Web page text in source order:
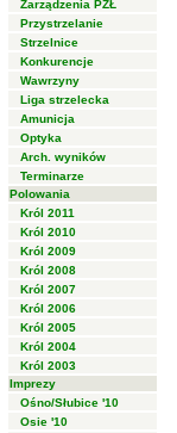
Zarządzenia PZŁ
Przystrzelanie
Strzelnice
Konkurencje
Wawrzyny
Liga strzelecka
Amunicja
Optyka
Arch. wyników
Terminarze
Polowania
Król 2011
Król 2010
Król 2009
Król 2008
Król 2007
Król 2006
Król 2005
Król 2004
Król 2003
Imprezy
Ośno/Słubice '10
Osie '10